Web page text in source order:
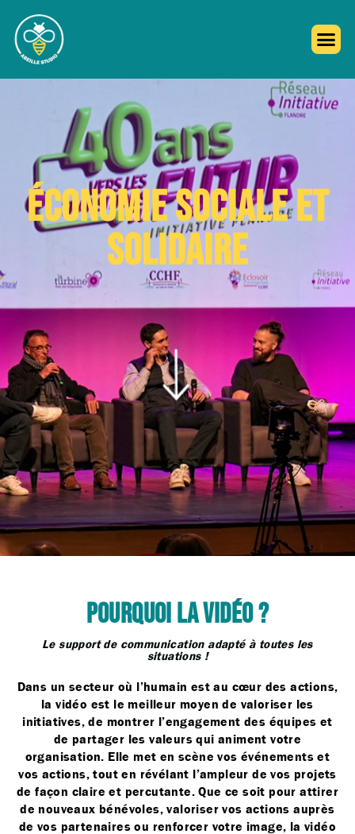
ÉCONOMIE SOCIALE ET
SOLIDAIRE
POURQUOI LA VIDÉO ?
Le support de communication adapté à toutes les
situations !
Dans un secteur où l’humain est au cœur des actions,
la vidéo est le meilleur moyen de valoriser les
initiatives, de montrer l’engagement des équipes et
de partager les valeurs qui animent votre
organisation. Elle met en scène vos événements et
vos actions, tout en révélant l’ampleur de vos projets
de façon claire et percutante. Que ce soit pour attirer
de nouveaux bénévoles, valoriser vos actions auprès
de vos partenaires ou renforcer votre image, la vidéo